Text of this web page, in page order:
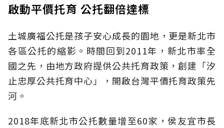
啟動平價托育 公托翻倍達標
土城廣福公托是孩子安心成長的園地，更是新北市
各區公托的縮影。時間回到2011年，新北市率全
國之先，由地方政府提供公共托育政策，創建「汐
止忠厚公共托育中心」，開啟台灣平價托育政策先
河。
2018年底新北市公托數量增至60家，侯友宜市長